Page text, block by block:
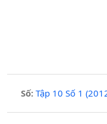
Số: Tập 10 Số 1